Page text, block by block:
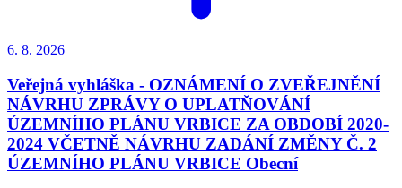
6. 8. 2026
Veřejná vyhláška - OZNÁMENÍ O ZVEŘEJNĚNÍ
NÁVRHU ZPRÁVY O UPLATŇOVÁNÍ
ÚZEMNÍHO PLÁNU VRBICE ZA OBDOBÍ 2020-
2024 VČETNĚ NÁVRHU ZADÁNÍ ZMĚNY Č. 2
ÚZEMNÍHO PLÁNU VRBICE Obecní